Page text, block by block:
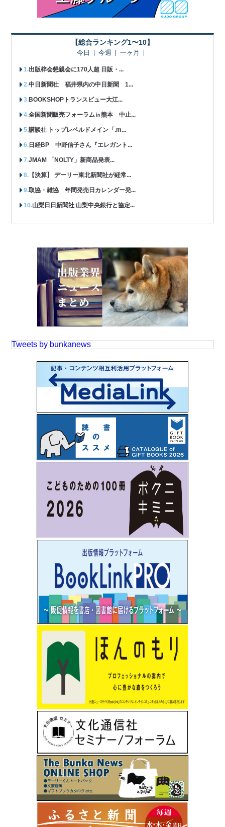
【総合ランキング1〜10】
今日 今週 一ヶ月
出版梓会懇親会に170人超 日販・...
中日新聞社 福井県内の中日新聞 1...
BOOKSHOPトランスビュー大江...
全国新聞販売フォーラム㏌熊本 中止...
講談社 トップレベルドメイン「.m...
日経BP 中野信子さん『エレガント...
JMAM 「NOLTY」新商品発表...
【決算】 デーリー東北新聞社が経常...
取協・雑協 年間発売日カレンダー発...
山梨日日新聞社 山梨中央銀行と協定...
Tweets by bunkanews